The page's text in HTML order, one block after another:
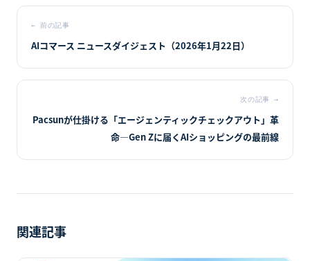
←前の記事
AIコマース ニュースダイジェスト（2026年1月22日）
次の記事 →
Pacsunが仕掛ける「エージェンティックチェックアウト」革
命—Gen Zに届くAIショッピングの最前線
関連記事